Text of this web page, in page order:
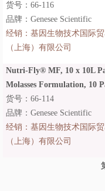
货号：66-116
品牌：Genesee Scientific
经销： 基因生物技术国际
（上海）有限公司
Nutri-Fly® MF, 10 x 10L
Molasses Formulation, 10
货号：66-114
品牌：Genesee Scientific
经销： 基因生物技术国际
（上海）有限公司